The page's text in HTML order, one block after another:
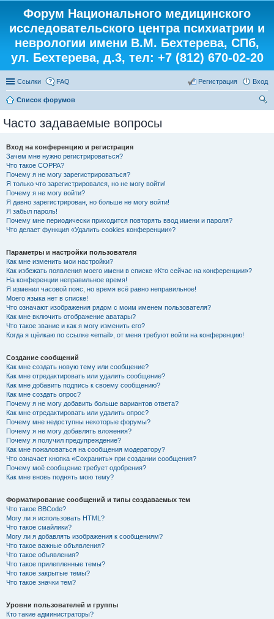
Форум Национального медицинского
исследовательского центра психиатрии и
неврологии имени В.М. Бехтерева, СПб,
ул. Бехтерева, д.3, тел: +7 (812) 670-02-20
Ссылки FAQ Вход
Регистрация
Список форумов
Часто задаваемые вопросы
Вход на конференцию и регистрация
Зачем мне нужно регистрироваться?
Что такое COPPA?
Почему я не могу зарегистрироваться?
Я только что зарегистрировался, но не могу войти!
Почему я не могу войти?
Я давно зарегистрирован, но больше не могу войти!
Я забыл пароль!
Почему мне периодически приходится повторять ввод имени и пароля?
Что делает функция «Удалить cookies конференции»?
Параметры и настройки пользователя
Как мне изменить мои настройки?
Как избежать появления моего имени в списке «Кто сейчас на конференции»?
На конференции неправильное время!
Я изменил часовой пояс, но время всё равно неправильное!
Моего языка нет в списке!
Что означают изображения рядом с моим именем пользователя?
Как мне включить отображение аватары?
Что такое звание и как я могу изменить его?
Когда я щёлкаю по ссылке «email», от меня требуют войти на конференцию!
Создание сообщений
Как мне создать новую тему или сообщение?
Как мне отредактировать или удалить сообщение?
Как мне добавить подпись к своему сообщению?
Как мне создать опрос?
Почему я не могу добавить больше вариантов ответа?
Как мне отредактировать или удалить опрос?
Почему мне недоступны некоторые форумы?
Почему я не могу добавлять вложения?
Почему я получил предупреждение?
Как мне пожаловаться на сообщения модератору?
Что означает кнопка «Сохранить» при создании сообщения?
Почему моё сообщение требует одобрения?
Как мне вновь поднять мою тему?
Форматирование сообщений и типы создаваемых тем
Что такое BBCode?
Могу ли я использовать HTML?
Что такое смайлики?
Могу ли я добавлять изображения к сообщениям?
Что такое важные объявления?
Что такое объявления?
Что такое прилепленные темы?
Что такое закрытые темы?
Что такое значки тем?
Уровни пользователей и группы
Кто такие администраторы?